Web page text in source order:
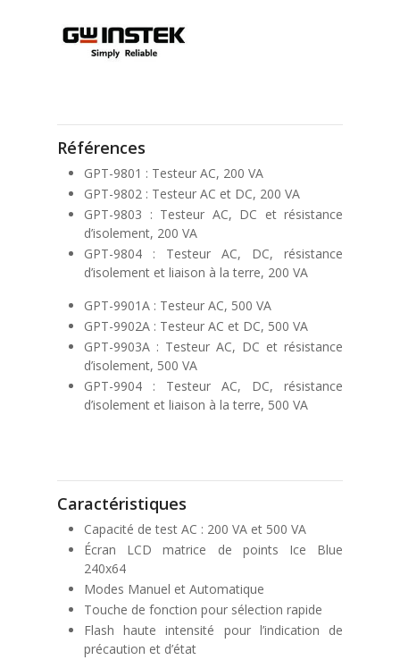
Références
GPT-9801 : Testeur AC, 200 VA
GPT-9802 : Testeur AC et DC, 200 VA
GPT-9803 : Testeur AC, DC et résistance
d’isolement, 200 VA
GPT-9804 : Testeur AC, DC, résistance
d’isolement et liaison à la terre, 200 VA
GPT-9901A : Testeur AC, 500 VA
GPT-9902A : Testeur AC et DC, 500 VA
GPT-9903A : Testeur AC, DC et résistance
d’isolement, 500 VA
GPT-9904 : Testeur AC, DC, résistance
d’isolement et liaison à la terre, 500 VA
Caractéristiques
Capacité de test AC : 200 VA et 500 VA
Écran LCD matrice de points Ice Blue
240x64
Modes Manuel et Automatique
Touche de fonction pour sélection rapide
Flash haute intensité pour l’indication de
précaution et d’état